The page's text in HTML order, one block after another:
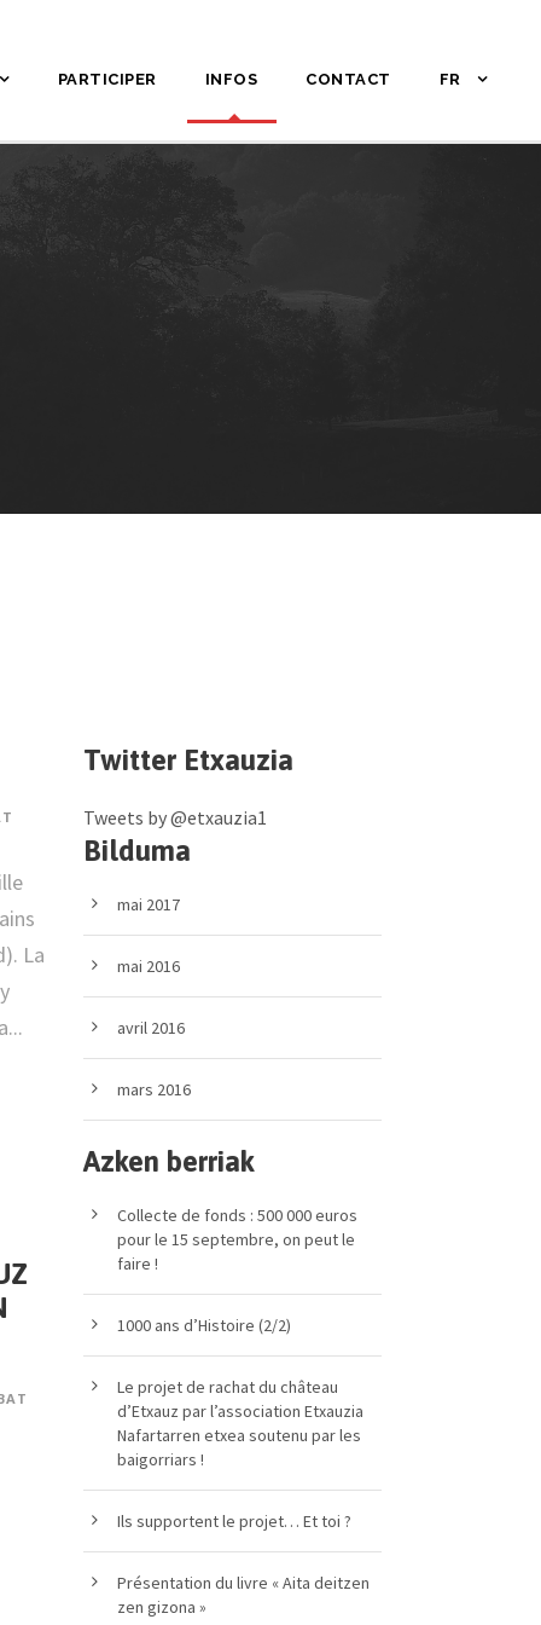
PARTICIPER INFOS CONTACT FR
La
Twitter Etxauzia
Tweets by @etxauzia1
Bilduma
mai 2017
mai 2016
avril 2016
mars 2016
Azken berriak
Collecte de fonds : 500 000 euros
pour le 15 septembre, on peut le
faire !
1000 ans d’Histoire (2/2)
Le projet de rachat du château
d’Etxauz par l’association Etxauzia
Nafartarren etxea soutenu par les
baigorriars !
Ils supportent le projet… Et toi ?
Présentation du livre « Aita deitzen
zen gizona »